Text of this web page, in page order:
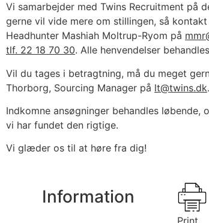
Vi samarbejder med Twins Recruitment på
gerne vil vide mere om stillingen, så
Headhunter Mashiah Moltrup-Ryom på
tlf. 22 18 70 30. Alle henvendelser
Vil du tages i betragtning, må du meget
Thorborg, Sourcing Manager på lt@twins.dk.
Indkomne ansøgninger behandles løbende,
vi har fundet den rigtige.
Vi glæder os til at høre fra dig!
Information
Print